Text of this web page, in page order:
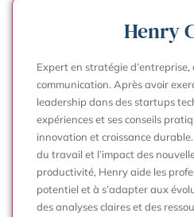
Henry
Expert en stratégie
communication. Après avoir
leadership dans des startups
expériences et ses conseils
innovation et croissance
du travail et l’impact des
productivité, Henry aide les
potentiel et à s’adapter aux
des analyses claires et des